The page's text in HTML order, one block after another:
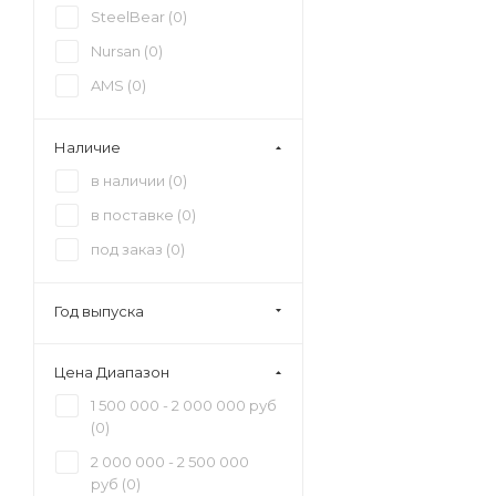
SteelBear (0)
Nursan (0)
AMS (0)
Наличие
в наличии (0)
в поставке (0)
под заказ (0)
Год выпуска
Цена Диапазон
1 500 000 - 2 000 000 руб
(0)
2 000 000 - 2 500 000
руб (0)